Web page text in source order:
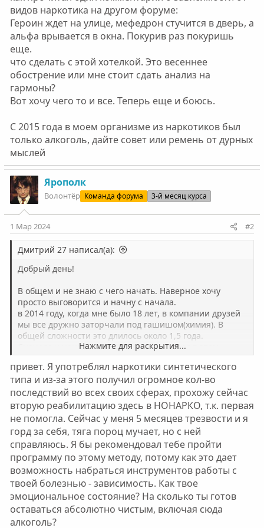
видов наркотика на другом форуме:
Героин ждет на улице, мефедрон стучится в дверь, а
альфа врывается в окна. Покурив раз покуришь
еще.
что сделать с этой хотелкой. Это весеннее
обострение или мне стоит сдать анализ на
гармоны?
Вот хочу чего то и все. Теперь еще и боюсь.
С 2015 года в моем организме из наркотиков был
только алкоголь, дайте совет или ремень от дурных
мыслей
Ярополк
Волонтёр Команда форума 3-й месяц курса
1 Мар 2024 #2
Дмитрий 27 написал(а):
Добрый день!
В общем и не знаю с чего начать. Наверное хочу
просто выговорится и начну с начала.
в 2014 году, когда мне было 18 лет, в компании друзей
мы все дружно заторчали под гашишом(химия). В
общей сложности это длилось около 1,5 года.
Сначала у меня был финансовый интерес в этом
по дешевле, а продавал по дороже своим друзьям. В
конечном итоге заторчал и тратил на это уже свои
последние деньги, либо примазывался к кому-то чтоб
курнуть. Тогда мне наверное чудом удалось выбраться
из этого самому стечением воли судьбы. На тот момент
я уже просыпался ночью чтоб курнуть плюшку.
И вот я узнаю что в разработке у ГНК. Городок у нас
маленький поэтому после приема одного из нариков
все об этом знали. И он поделился этим инфо со мной.
В тот момент меня охватил дикий страх уехать по 228.
Я принял решение поменять жизнь и бросить это все.
Я оборвал все связи с кем ранее общался, сменил
номер телефона и удалился из Соц сетей. Сидел дома и
Нажмите для раскрытия...
привет. Я употреблял наркотики синтетического
типа и из-за этого получил огромное кол-во
последствий во всех своих сферах, прохожу сейчас
вторую реабилитацию здесь в НОНАРКО, т.к. первая
не помогла. Сейчас у меня 5 месяцев трезвости и я
горд за себя, тяга пороц мучает, но с ней
справляюсь. Я бы рекомендовал тебе пройти
программу по этому методу, потому как это дает
возможность набраться инструментов работы с
твоей болезнью - зависимость. Как твое
эмоциональное состояние? На сколько ты готов
оставаться абсолютно чистым, включая сюда
алкоголь?